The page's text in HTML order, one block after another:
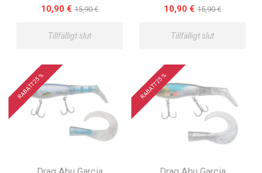
10,90 € 15,90 €
Tillfälligt slut
10,90 € 15,90 €
Tillfälligt slut
RABATT 25 % RABATT 25 %